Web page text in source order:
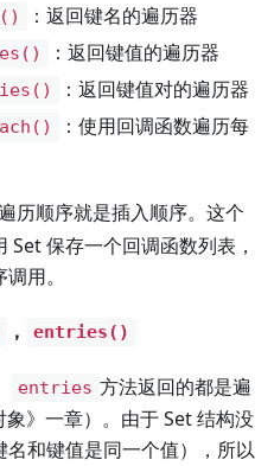
：返回键名的遍历器
：返回键值的遍历器
：返回键值对的遍历器
：使用回调函数遍历每
历顺序就是插入顺序。这个
保存一个回调函数列表，
用。
， entries()
entries 方法返回的都是遍
》一章）。由于 Set 结构没
和键值是同一个值），所以